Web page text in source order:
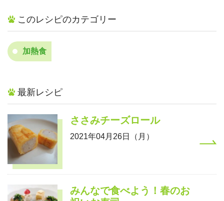
このレシピのカテゴリー
加熱食
最新レシピ
ささみチーズロール
2021年04月26日（月）
みんなで食べよう！春のお